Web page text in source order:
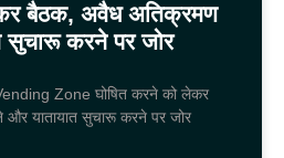
बैठक, अवैध अतिक्रमण
सुचारू करने पर जोर
Vending Zone घोषित करने को लेकर
यातायात सुचारू करने पर जोर